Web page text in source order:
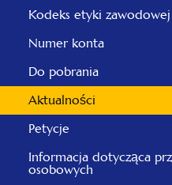
Kodeks etyki zawodowej
Numer konta
Do pobrania
Aktualności
Petycje
Informacja dotycząca
osobowych